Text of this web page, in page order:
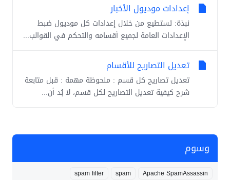
وسوم
Apache SpamAssassin
spam
spam filter
إعدادات موديول الأخبار
نبذة: تستطيع من خلال إعدادات كل موديول ضبط
الإعدادات العامة لجميع أقسامه والتحكم في القوالب...
تعديل التصاريح للأقسام
تعديل تصاريح كل قسم : ملحوظة مهمة : قبل متابعة
شرح كيفية تعديل التصاريح لكل قسم، لا بُد أن...